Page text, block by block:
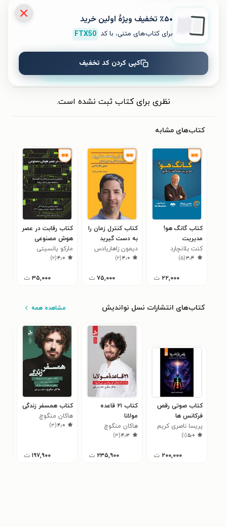
نظری برای کتاب ثبت نشده است.
کتاب‌های مشابه
کتاب گانگ هو!
مدیریت
شگفت‌انگیز
کنت بلانچارد
۳٫۴(۵)
۲۲,۰۰۰ ت
کتاب کنترل زمان را
به دست گیرید
دیمون زاهاریادس
۴٫۰(۲)
۷۵,۰۰۰ ت
کتاب رقابت در عصر
هوش مصنوعی
مارکو یانسیتی
۴٫۰(۲)
۳۵,۰۰۰ ت
کتاب‌های انتشارات نسل نواندیش مشاهده همه
کتاب صوتی رقص
فرکانس ها
پریسا ناصری کریم
وند۵٫۰(۱)
۲۰۰,۰۰۰ ت
کتاب ۲۱ قاعده
مولانا
هاکان منگوچ
۴٫۳(۳)
۲۳۵,۹۰۰ ت
کتاب همسفر زندگی
هاکان منگوچ
۴٫۰(۳)
۱۹۷,۹۰۰ ت
٪۵۰ تخفیف ویژۀ اولین خرید
برای کتاب‌های متنی، با کد FTX50
کپی کردن کد تخفیف